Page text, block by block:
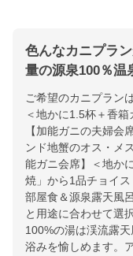
色んなカニプラ
量の源泉100％温
ご希望のカニプラン
＜地かに1.5杯＋香
【加能ガニの夫婦会
ンド地蟹のオス・メ
能ガニ会席】＜地か
焼」から1品チョイ
部屋食＆源泉露天風
と用途に合わせて選
100%の湯は渓流露
浴みを愉しめます。